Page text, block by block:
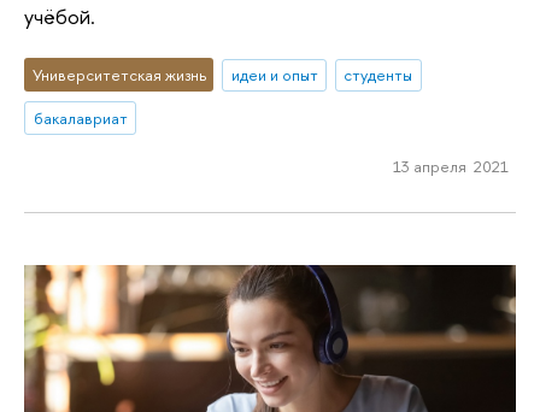
учёбой.
Университетская жизнь идеи и опыт
студенты
бакалавриат
13 апреля 2021